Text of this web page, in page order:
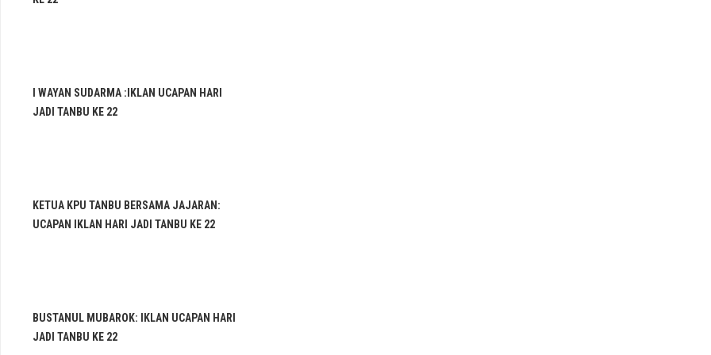
I WAYAN SUDARMA :IKLAN UCAPAN HARI
JADI TANBU KE 22
KETUA KPU TANBU BERSAMA JAJARAN:
UCAPAN IKLAN HARI JADI TANBU KE 22
BUSTANUL MUBAROK: IKLAN UCAPAN HARI
JADI TANBU KE 22